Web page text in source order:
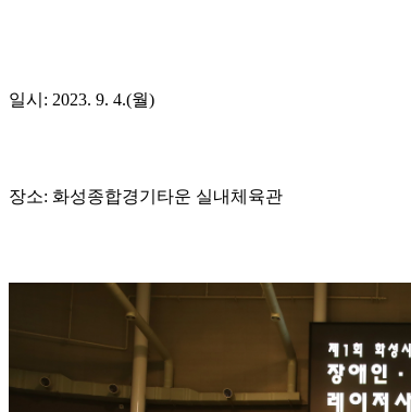
일시: 2023. 9. 4.(월)
장소: 화성종합경기타운 실내체육관